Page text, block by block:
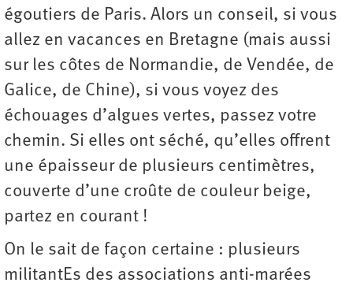
égoutiers de Paris. Alors un conseil, si vous
allez en vacances en Bretagne (mais aussi
sur les côtes de Normandie, de Vendée, de
Galice, de Chine), si vous voyez des
échouages d’algues vertes, passez votre
chemin. Si elles ont séché, qu’elles offrent
une épaisseur de plusieurs centimètres,
couverte d’une croûte de couleur beige,
partez en courant !
On le sait de façon certaine : plusieurs
militantEs des associations anti-marées